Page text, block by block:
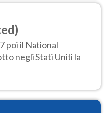
poi il National
negli Stati Uniti la